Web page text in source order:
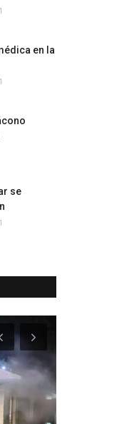
en la
se